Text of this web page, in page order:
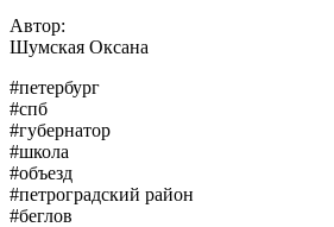
Автор:
Шумская Оксана
#петербург
#спб
#губернатор
#школа
#объезд
#петроградский район
#беглов